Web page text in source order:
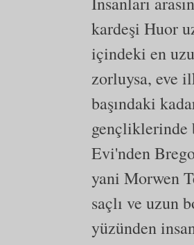
kardeşi Huor
içindeki en
zorluysa, eve
başındaki
gençliklerinde
Evi'nden
yani Morwen
saçlı ve uzun
yüzünden